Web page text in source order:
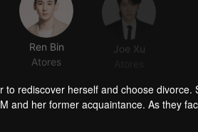
Ren Bin
Atores
Joe Xu
rediscover herself and choose divorce.
and her former acquaintance. As they